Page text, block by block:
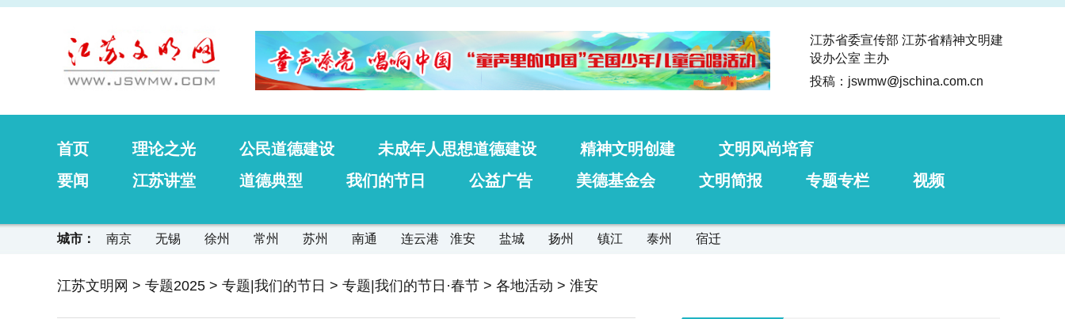
江苏省委宣传部 江苏省精神文明建
设办公室 主办
投稿：jswmw@jschina.com.cn
首页 理论之光 公民道德建设 未成年人思想道德建设 精神文明创建
文明风尚培育
要闻
江苏讲堂 道德典型 我们的节日 公益广告 美德基金会 文明简报 专题专栏 视频
城市： 南京 无锡 徐州 常州 苏州 南通 连云港 淮安 盐城 扬州 镇江 泰州 宿迁
江苏文明网 > 专题2025 > 专题|我们的节日 > 专题|我们的节日·春节 > 各地活动 > 淮安